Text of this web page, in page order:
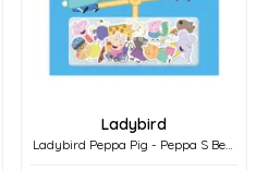
Ladybird
Ladybird Peppa Pig - Peppa S Best